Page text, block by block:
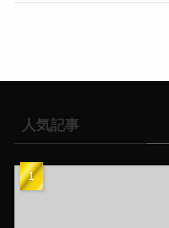
人気記事